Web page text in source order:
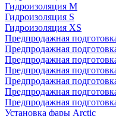
Гидроизоляция M
Гидроизоляция S
Гидроизоляция XS
Предпродажная
Предпродажная
Предпродажная
Предпродажная
Предпродажная
Предпродажная
Предпродажная
Установка фары Arctic